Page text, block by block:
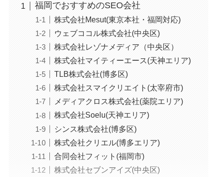
福岡でおすすめのSEO会社
株式会社Mesut(東京本社・福岡対応)
ウェブココル株式会社(中央区)
株式会社レゾナメディア（中央区）
株式会社マイティーエース(天神エリア)
TLB株式会社(博多区)
株式会社スマイクリエイト(太宰府市)
メディアクロス株式会社(薬院エリア)
株式会社Soelu(天神エリア)
シンス株式会社(博多区)
株式会社クリエル(博多エリア)
合同会社フィット(福岡市)
株式会社セブンアイズ(中央区)